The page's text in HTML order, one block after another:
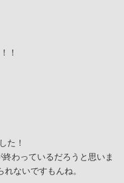
！
た！
わっているだろうと思いま
ないですもんね。